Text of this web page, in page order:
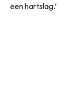
een hartslag.’